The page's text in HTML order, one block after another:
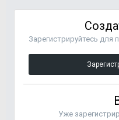
Зарегистрируйтесь для
Уже